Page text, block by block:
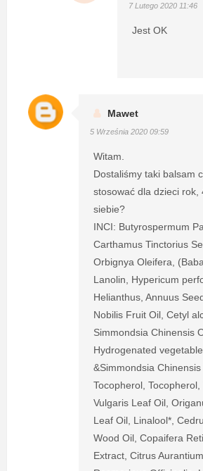
7 Lutego 2020 11:46
Jest OK
Mawet
5 Września 2020 09:59
Witam.
Dostaliśmy taki balsam
stosować dla dzieci rok,
siebie?
INCI: Butyrospermum
Carthamus Tinctorius
Orbignya Oleifera,
Lanolin, Hypericum
Helianthus, Annuus
Nobilis Fruit Oil, Cetyl
Simmondsia Chinensis
Hydrogenated
&Simmondsia Chinensis
Tocopherol,
Vulgaris Leaf Oil,
Leaf Oil, Linalool*,
Wood Oil, Copaifera
Extract, Citrus